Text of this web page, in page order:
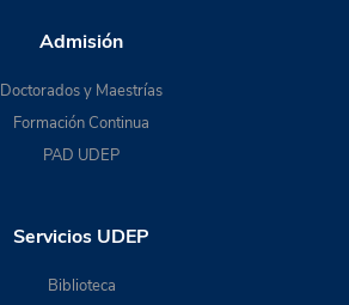
Admisión
Doctorados y Maestrías
Formación Continua
PAD UDEP
Servicios UDEP
Biblioteca